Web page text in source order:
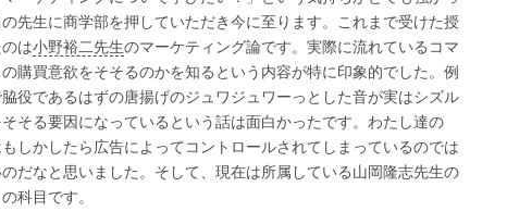
先生に商学部を押していただき今に至ります。これまで受けた授
は小野裕二先生のマーケティング論です。実際に流れているコマ
購買意欲をそそるのかを知るという内容が特に印象的でした。例
役であるはずの唐揚げのジュワジュワーっとした音が実はシズル
そる要因になっているという話は面白かったです。わたし達の
もしかしたら広告によってコントロールされてしまっているのでは
だなと思いました。そして、現在は所属している山岡隆志先生の
科目です。